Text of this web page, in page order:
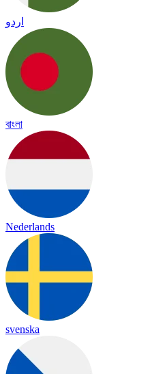
اردو
বাংলা
Nederlands
svenska